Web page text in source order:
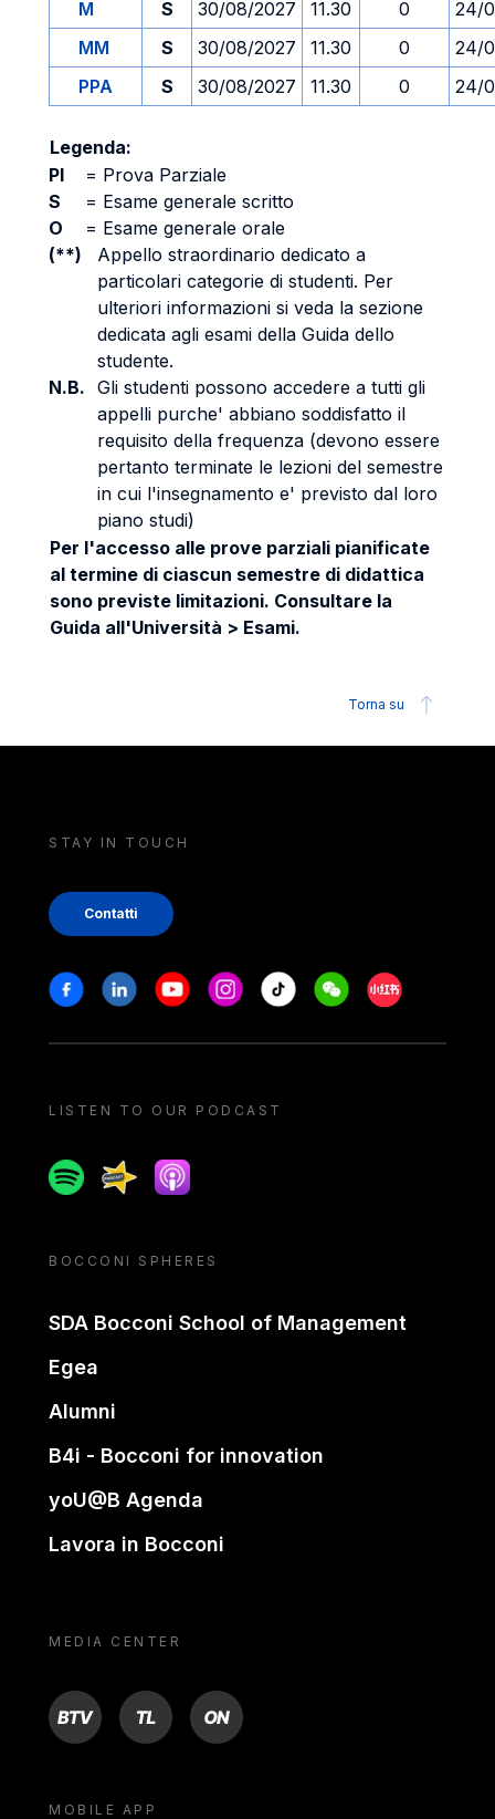
M S 30/08/2027 11.30 0
24/
MM
S 30/08/2027 11.30 0
24/
PPA
S 30/08/2027 11.30 0 24/
Legenda:
PI
= Prova Parziale
S
= Esame generale scritto
O
= Esame generale orale
(**)
Appello straordinario dedicato a
particolari categorie di studenti. Per
ulteriori informazioni si veda la sezione
dedicata agli esami della Guida dello
studente.
N.B. Gli studenti possono accedere a tutti gli
appelli purche' abbiano soddisfatto il
requisito della frequenza (devono essere
pertanto terminate le lezioni del semestre
in cui l'insegnamento e' previsto dal loro
piano studi)
Per l'accesso alle prove parziali pianificate
al termine di ciascun semestre di didattica
sono previste limitazioni. Consultare la
Guida all'Università > Esami.
Torna su
STAY IN TOUCH
Contatti
Stay in touch
FacebookLinkedinYoutubeInstagram
Tiktok WeechatXiaohongshu/
LISTEN TO OUR PODCAST
SpotifySpreakerApple podcast
BOCCONI SPHERES
SDA Bocconi School of Management
Egea
Alumni
B4i - Bocconi for innovation
yoU@B Agenda
Lavora in Bocconi
MEDIA CENTER
BTV TL ON
MOBILE APP